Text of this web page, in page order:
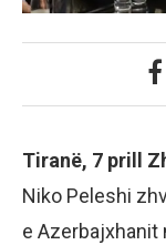
Tiranë, 7 prill
Niko Peleshi
e Azerbajxhanit